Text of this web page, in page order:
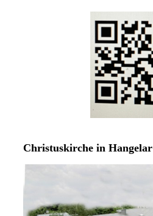
Christuskirche in Hangelar